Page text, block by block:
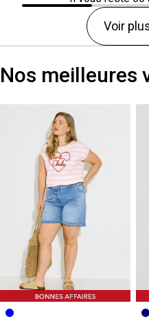
Voir
Nos meilleures